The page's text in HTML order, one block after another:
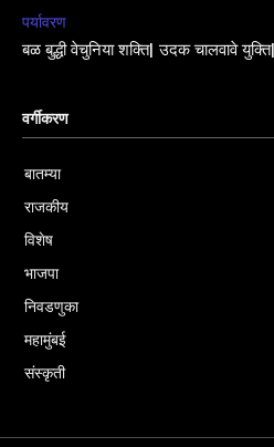
पर्यावरण
बळ बुद्धी वेचुनिया शक्ति| उदक चालवावे युक्ति||
वर्गीकरण
बातम्या
राजकीय
विशेष
भाजपा
निवडणुका
महामुंबई
संस्कृती